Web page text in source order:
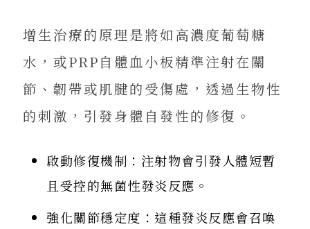
增生治療的原理是將如高濃度葡萄糖
水，或PRP自體血小板精準注射在關
節、韌帶或肌腱的受傷處，透過生物性
的刺激，引發身體自發性的修復。
啟動修復機制：注射物會引發人體短暫
且受控的無菌性發炎反應。
強化關節穩定度：這種發炎反應會召喚